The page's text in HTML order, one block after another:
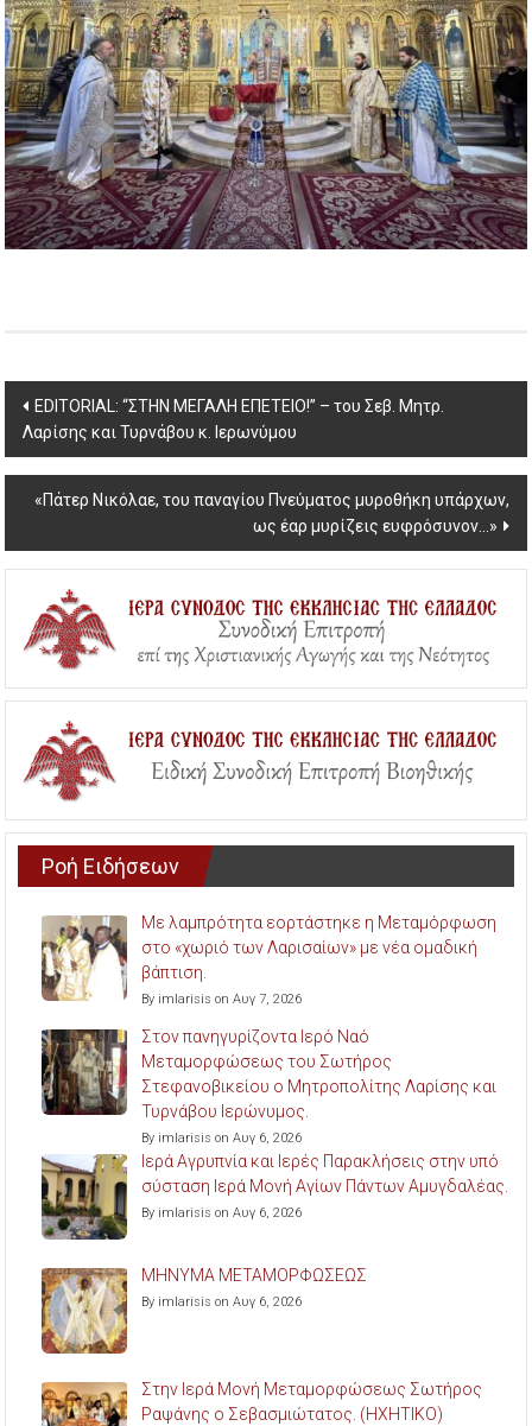
Post
navigation
EDITORIAL: “ΣΤΗΝ ΜΕΓΑΛΗ ΕΠΕΤΕΙΟ!” – του Σεβ. Μητρ.
Λαρίσης και Τυρνάβου κ. Ιερωνύμου
«Πάτερ Νικόλαε, του παναγίου Πνεύματος μυροθήκη υπάρχων,
ως έαρ μυρίζεις ευφρόσυνον…»
Ροή Ειδήσεων
Με λαμπρότητα εορτάστηκε η Μεταμόρφωση
στο «χωριό των Λαρισαίων» με νέα ομαδική
βάπτιση.
By imlarisis on Αυγ 7, 2026
Στον πανηγυρίζοντα Ιερό Ναό
Μεταμορφώσεως του Σωτήρος
Στεφανοβικείου ο Μητροπολίτης Λαρίσης και
Τυρνάβου Ιερώνυμος.
By imlarisis on Αυγ 6, 2026
Ιερά Αγρυπνία και Ιερές Παρακλήσεις στην υπό
σύσταση Ιερά Μονή Αγίων Πάντων Αμυγδαλέας.
By imlarisis on Αυγ 6, 2026
ΜΗΝΥΜΑ ΜΕΤΑΜΟΡΦΩΣΕΩΣ
By imlarisis on Αυγ 6, 2026
Στην Ιερά Μονή Μεταμορφώσεως Σωτήρος
Ραψάνης ο Σεβασμιώτατος. (ΗΧΗΤΙΚΟ)